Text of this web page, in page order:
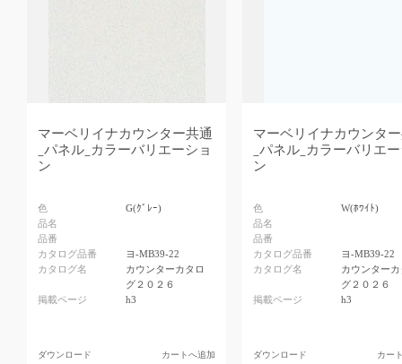
マーベリイナカウンター共通
_パネル_カラーバリエーショ
ン
色
G(ｸﾞﾚｰ)
品名
品番
カタログ品番
ヨ-MB39-22
カタログ名
カウンターカタロ
グ２０２６
掲載ページ
h3
ダウンロード カートへ追加
マーベリイナカウンタ
_パネル_カラーバリエ
ン
色
W(ﾎﾜｲﾄ)
品名
品番
カタログ品番
ヨ-MB39-22
カタログ名
カウンター
グ２０２６
掲載ページ
h3
ダウンロード カー